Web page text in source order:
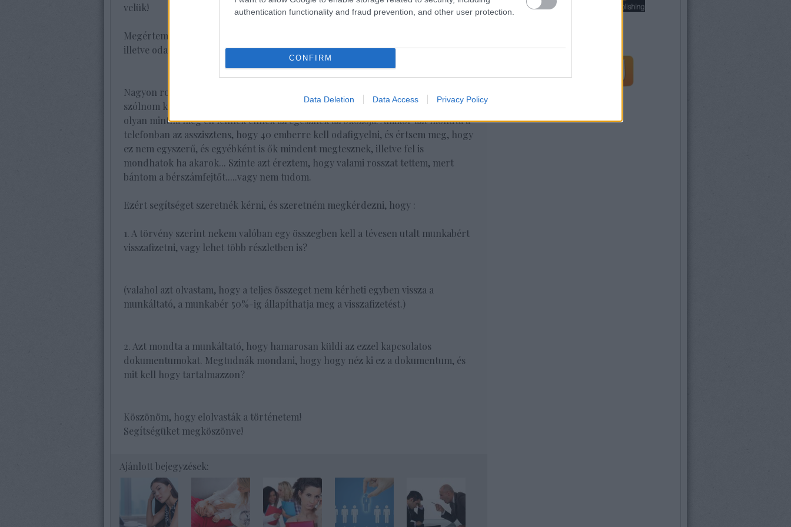
authentication functionality and fraud prevention, and other user protection.
CONFIRM
Data Deletion Data Access Privacy Policy
velük!
Megértem, de ha speciális eset vagyok, akkor elvileg jobban is odafigyelnek rám,
illetve odafigyelhetnének, de a fenti eset alapján sajnos ez mégsem így van!
Nagyon rossz érzés,. idegeskedek most a pénz miatt. Ezek szerint, akkor tényleg
szólnom kellett volna, hogy átjött a munkabérem. Egyszerűen azt érzem, hogy
olyan mintha még én lennék ennek az egésznek az okozója. Amikor azt mondta a
telefonban az asszisztens, hogy 40 emberre kell odafigyelni, és értsem meg, hogy
ez nem egyszerű, és egyébként is ők mindent megtesznek, illetve fel is
mondhatok ha akarok... Szinte azt éreztem, hogy valami rosszat tettem, mert
bántom a bérszámfejtőt.....vagy nem tudom.
Ezért segítséget szeretnék kérni, és szeretném megkérdezni, hogy :
1. A törvény szerint nekem valóban egy összegben kell a tévesen utalt munkabért
visszafizetni, vagy lehet több részletben is?
(valahol azt olvastam, hogy a teljes összeget nem kérheti egyben vissza a
munkáltató, a munkabér 50%-ig állapíthatja meg a visszafizetést.)
2. Azt mondta a munkáltató, hogy hamarosan küldi az ezzel kapcsolatos
dokumentumokat. Megtudnák mondani, hogy hogy néz ki ez a dokumentum, és
mit kell hogy tartalmazzon?
Köszönöm, hogy elolvasták a történetem!
Segítségüket megköszönve!
Ajánlott bejegyzések: